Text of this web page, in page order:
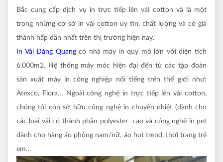
Bắc cung cấp dịch vụ in trực tiếp lên vải cotton và là một
trong những cơ sở in vải cotton uy tín, chất lượng và có giá
thành hấp dẫn nhất trên thị trường hiện nay.
In Vải Đăng Quangcó nhà máy in quy mô lớn với diện tích
6.000m2. Hệ thống máy móc hiện đại đến từ các tập đoàn
sản xuất máy in công nghiệp nổi tiếng trên thế giới như:
Atexco, Flora… Ngoài công nghệ in trực tiếp lên vải cotton,
chúng tôi còn sở hữu công nghệ in chuyển nhiệt (dành cho
các loại vải có thành phần polyester cao và công nghệ in pet
dành cho hàng áo phông nam/nữ, áo hot trend, thời trang trẻ
em…